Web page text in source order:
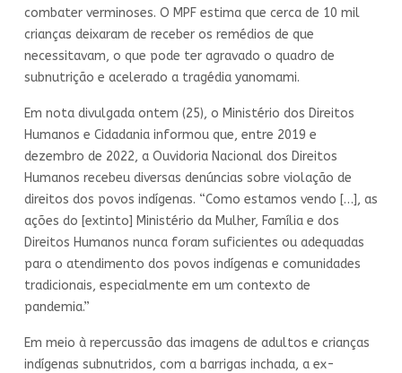
combater verminoses. O MPF estima que cerca de 10 mil
crianças deixaram de receber os remédios de que
necessitavam, o que pode ter agravado o quadro de
subnutrição e acelerado a tragédia yanomami.
Em nota divulgada ontem (25), o Ministério dos Direitos
Humanos e Cidadania informou que, entre 2019 e
dezembro de 2022, a Ouvidoria Nacional dos Direitos
Humanos recebeu diversas denúncias sobre violação de
direitos dos povos indígenas. “Como estamos vendo […], as
ações do [extinto] Ministério da Mulher, Família e dos
Direitos Humanos nunca foram suficientes ou adequadas
para o atendimento dos povos indígenas e comunidades
tradicionais, especialmente em um contexto de
pandemia.”
Em meio à repercussão das imagens de adultos e crianças
indígenas subnutridos, com a barrigas inchada, a ex-